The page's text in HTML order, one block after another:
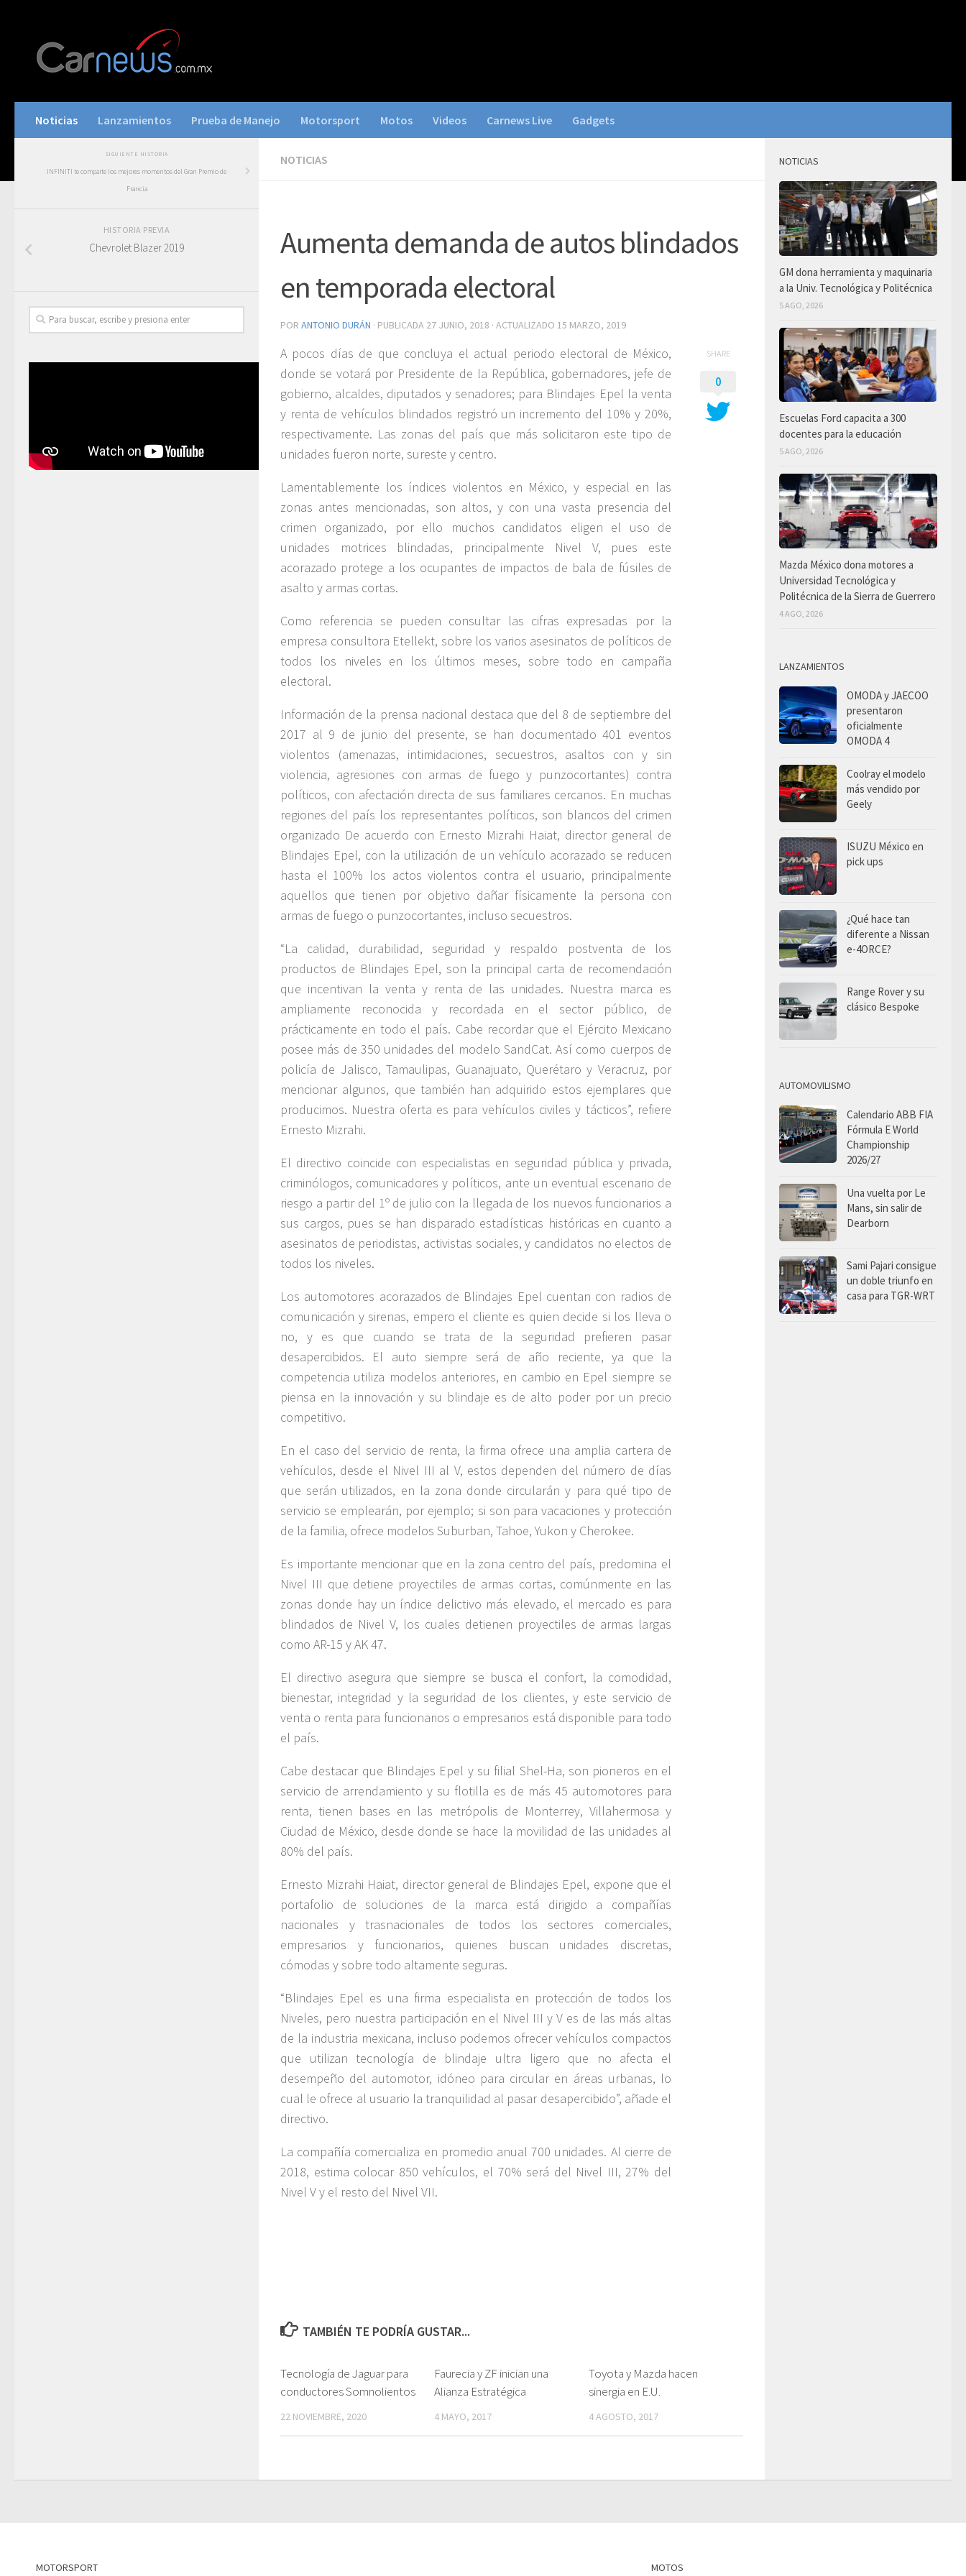
Noticias Lanzamientos Prueba de Manejo Motorsport Motos Videos Carnews Live Gadgets
NOTICIAS
Aumenta demanda de autos blindados
en temporada electoral
POR ANTONIO DURÁN · PUBLICADA 27 JUNIO, 2018 · ACTUALIZADO 15 MARZO, 2019
A pocos días de que concluya el actual periodo electoral de México,
donde se votará por Presidente de la República, gobernadores, jefe de
gobierno, alcaldes, diputados y senadores; para Blindajes Epel la venta
y renta de vehículos blindados registró un incremento del 10% y 20%,
respectivamente. Las zonas del país que más solicitaron este tipo de
unidades fueron norte, sureste y centro.
Lamentablemente los índices violentos en México, y especial en las
zonas antes mencionadas, son altos, y con una vasta presencia del
crimen organizado, por ello muchos candidatos eligen el uso de
unidades motrices blindadas, principalmente Nivel V, pues este
acorazado protege a los ocupantes de impactos de bala de fúsiles de
asalto y armas cortas.
Como referencia se pueden consultar las cifras expresadas por la
empresa consultora Etellekt, sobre los varios asesinatos de políticos de
todos los niveles en los últimos meses, sobre todo en campaña
electoral.
Información de la prensa nacional destaca que del 8 de septiembre del
2017 al 9 de junio del presente, se han documentado 401 eventos
violentos (amenazas, intimidaciones, secuestros, asaltos con y sin
violencia, agresiones con armas de fuego y punzocortantes) contra
políticos, con afectación directa de sus familiares cercanos. En muchas
regiones del país los representantes políticos, son blancos del crimen
organizado De acuerdo con Ernesto Mizrahi Haiat, director general de
Blindajes Epel, con la utilización de un vehículo acorazado se reducen
hasta el 100% los actos violentos contra el usuario, principalmente
aquellos que tienen por objetivo dañar físicamente la persona con
armas de fuego o punzocortantes, incluso secuestros.
“La calidad, durabilidad, seguridad y respaldo postventa de los
productos de Blindajes Epel, son la principal carta de recomendación
que incentivan la venta y renta de las unidades. Nuestra marca es
ampliamente reconocida y recordada en el sector público, de
prácticamente en todo el país. Cabe recordar que el Ejército Mexicano
posee más de 350 unidades del modelo SandCat. Así como cuerpos de
policía de Jalisco, Tamaulipas, Guanajuato, Querétaro y Veracruz, por
mencionar algunos, que también han adquirido estos ejemplares que
producimos. Nuestra oferta es para vehículos civiles y tácticos”, refiere
Ernesto Mizrahi.
El directivo coincide con especialistas en seguridad pública y privada,
criminólogos, comunicadores y políticos, ante un eventual escenario de
riesgo a partir del 1º de julio con la llegada de los nuevos funcionarios a
sus cargos, pues se han disparado estadísticas históricas en cuanto a
asesinatos de periodistas, activistas sociales, y candidatos no electos de
todos los niveles.
Los automotores acorazados de Blindajes Epel cuentan con radios de
comunicación y sirenas, empero el cliente es quien decide si los lleva o
no, y es que cuando se trata de la seguridad prefieren pasar
desapercibidos. El auto siempre será de año reciente, ya que la
competencia utiliza modelos anteriores, en cambio en Epel siempre se
piensa en la innovación y su blindaje es de alto poder por un precio
competitivo.
En el caso del servicio de renta, la firma ofrece una amplia cartera de
vehículos, desde el Nivel III al V, estos dependen del número de días
que serán utilizados, en la zona donde circularán y para qué tipo de
servicio se emplearán, por ejemplo; si son para vacaciones y protección
de la familia, ofrece modelos Suburban, Tahoe, Yukon y Cherokee.
Es importante mencionar que en la zona centro del país, predomina el
Nivel III que detiene proyectiles de armas cortas, comúnmente en las
zonas donde hay un índice delictivo más elevado, el mercado es para
blindados de Nivel V, los cuales detienen proyectiles de armas largas
como AR-15 y AK 47.
El directivo asegura que siempre se busca el confort, la comodidad,
bienestar, integridad y la seguridad de los clientes, y este servicio de
venta o renta para funcionarios o empresarios está disponible para todo
el país.
Cabe destacar que Blindajes Epel y su filial Shel-Ha, son pioneros en el
servicio de arrendamiento y su flotilla es de más 45 automotores para
renta, tienen bases en las metrópolis de Monterrey, Villahermosa y
Ciudad de México, desde donde se hace la movilidad de las unidades al
80% del país.
Ernesto Mizrahi Haiat, director general de Blindajes Epel, expone que el
portafolio de soluciones de la marca está dirigido a compañías
nacionales y trasnacionales de todos los sectores comerciales,
empresarios y funcionarios, quienes buscan unidades discretas,
cómodas y sobre todo altamente seguras.
“Blindajes Epel es una firma especialista en protección de todos los
Niveles, pero nuestra participación en el Nivel III y V es de las más altas
de la industria mexicana, incluso podemos ofrecer vehículos compactos
que utilizan tecnología de blindaje ultra ligero que no afecta el
desempeño del automotor, idóneo para circular en áreas urbanas, lo
cual le ofrece al usuario la tranquilidad al pasar desapercibido”, añade el
directivo.
La compañía comercializa en promedio anual 700 unidades. Al cierre de
2018, estima colocar 850 vehículos, el 70% será del Nivel III, 27% del
Nivel V y el resto del Nivel VII.
SHARE
0
TAMBIÉN TE PODRÍA GUSTAR...
Tecnología de Jaguar para
conductores Somnolientos
22 NOVIEMBRE, 2020
Faurecia y ZF inician una
Alianza Estratégica
4 MAYO, 2017
Toyota y Mazda hacen
sinergia en E.U.
4 AGOSTO, 2017
SIGUIENTE HISTORIA
INFINITI te comparte los mejores momentos del Gran Premio de
Francia
HISTORIA PREVIA
Chevrolet Blazer 2019
NOTICIAS
GM dona herramienta y maquinaria
a la Univ. Tecnológica y Politécnica
5 AGO, 2026
Escuelas Ford capacita a 300
docentes para la educación
5 AGO, 2026
Mazda México dona motores a
Universidad Tecnológica y
Politécnica de la Sierra de Guerrero
4 AGO, 2026
LANZAMIENTOS
OMODA y JAECOO
presentaron
oficialmente
OMODA 4
Coolray el modelo
más vendido por
Geely
ISUZU México en
pick ups
¿Qué hace tan
diferente a Nissan
e-4ORCE?
Range Rover y su
clásico Bespoke
AUTOMOVILISMO
Calendario ABB FIA
Fórmula E World
Championship
2026/27
Una vuelta por Le
Mans, sin salir de
Dearborn
Sami Pajari consigue
un doble triunfo en
casa para TGR-WRT
MOTORSPORT MOTOS